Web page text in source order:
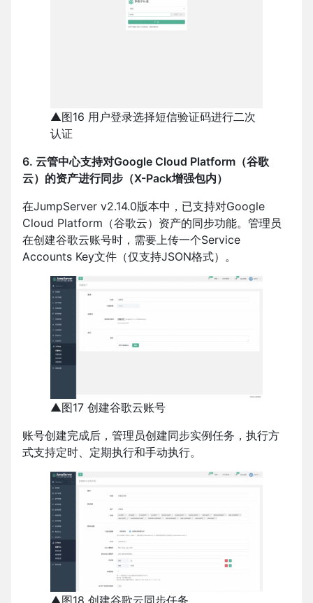
▲图16 用户登录选择短信验证码进行二次
认证
6. 云管中心支持对Google Cloud Platform（谷歌
云）的资产进行同步（X-Pack增强包内）
在JumpServer v2.14.0版本中，已支持对Google
Cloud Platform（谷歌云）资产的同步功能。管理员
在创建谷歌云账号时，需要上传一个Service
Accounts Key文件（仅支持JSON格式）。
▲图17 创建谷歌云账号
账号创建完成后，管理员创建同步实例任务，执行方
式支持定时、定期执行和手动执行。
▲图18 创建谷歌云同步任务